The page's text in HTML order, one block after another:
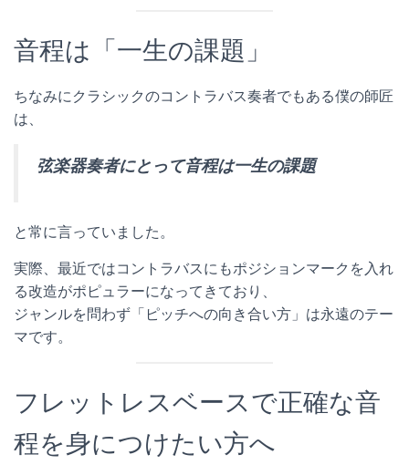
音程は「一生の課題」
ちなみにクラシックのコントラバス奏者でもある僕の師匠
は、
弦楽器奏者にとって音程は一生の課題
と常に言っていました。
実際、最近ではコントラバスにもポジションマークを入れ
る改造がポピュラーになってきており、
ジャンルを問わず「ピッチへの向き合い方」は永遠のテー
マです。
フレットレスベースで正確な音
程を身につけたい方へ